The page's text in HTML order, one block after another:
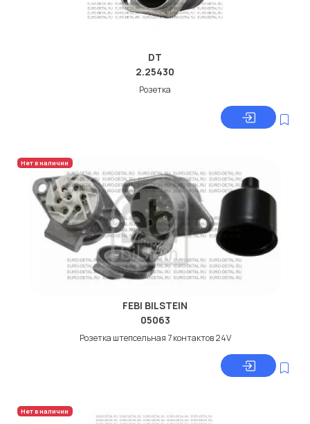
DT
2.25430
Розетка
Нет в наличии
FEBI BILSTEIN
05063
Розетка штепсельная 7 контактов 24V
Нет в наличии